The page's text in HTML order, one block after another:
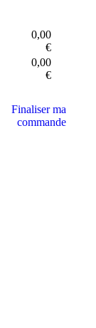
0,00
€
0,00
€
Finaliser ma
commande